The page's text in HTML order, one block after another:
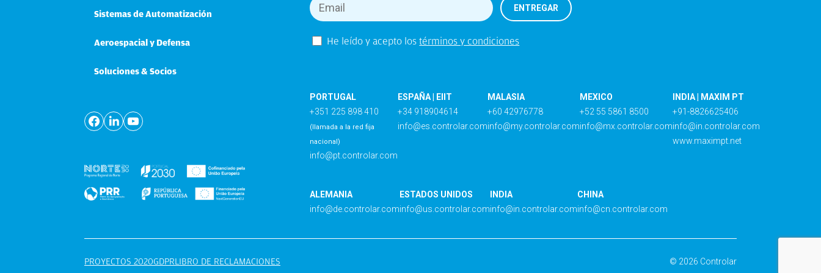
Sistemas de Automatización
Aeroespacial y Defensa
Soluciones & Socios
He leído y acepto lostérminos y condiciones
PORTUGAL
+351 225 898 410
(llamada a la red fija
nacional)
info@pt.controlar.com
ESPAÑA | EIIT
+34 918904614
info@es.controlar.com
MALASIA
+60 42976778
info@my.controlar.com
MEXICO
+52 55 5861 8500
info@mx.controlar.com
INDIA | MAXIM PT
+91-8826625406
info@in.controlar.com
www.maximpt.net
ALEMANIA
info@de.controlar.com
ESTADOS UNIDOS
info@us.controlar.com
INDIA
info@in.controlar.com
CHINA
info@cn.controlar.com
PROYECTOS 2020GDPRLIBRO DE RECLAMACIONES © 2026 Controlar